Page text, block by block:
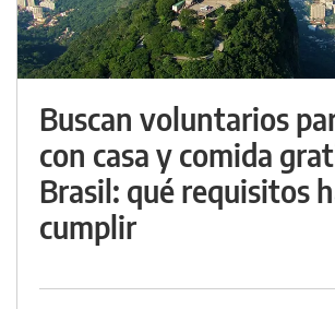
Buscan voluntarios
con casa y comida
Brasil: qué requisitos
cumplir